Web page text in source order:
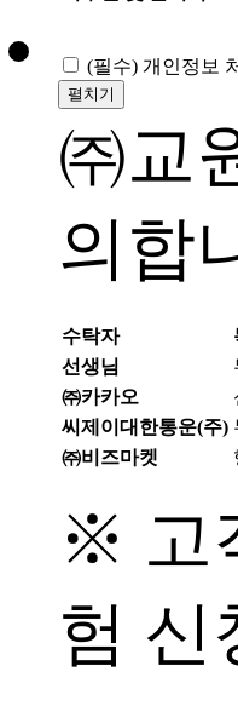
(필수) 개인정보
펼치기
㈜교
의합
수탁자
선생님
㈜카카오
씨제이대한통운(주)
㈜비즈마켓
※ 고
험 신